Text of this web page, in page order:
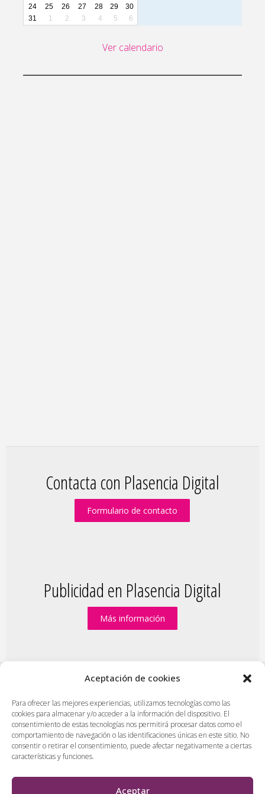
Aceptación de cookies
Para ofrecer las mejores experiencias, utilizamos tecnologías como las
cookies para almacenar y/o acceder a la información del dispositivo. El
consentimiento de estas tecnologías nos permitirá procesar datos como el
comportamiento de navegación o las identificaciones únicas en este sitio. No
consentir o retirar el consentimiento, puede afectar negativamente a ciertas
características y funciones.
Aceptar
24
25 26 27 28 29
30
31
1 2 3 4 5 6
Ver calendario
Contacta con Plasencia Digital
Formulario de contacto
Publicidad en Plasencia Digital
Más información
PlasenciaDigital.com | Formulario de contacto
Publicidad en Plasencia Digital
|
Política de cookies (UE)
| Protección de datos
|
Aviso legal
| Diseño web en Plasencia